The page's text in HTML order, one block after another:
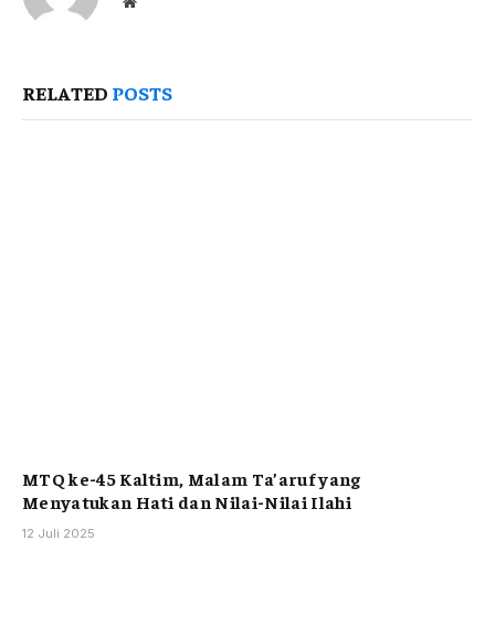
RELATED POSTS
MTQ ke-45 Kaltim, Malam Ta’aruf yang
Menyatukan Hati dan Nilai-Nilai Ilahi
12 Juli 2025